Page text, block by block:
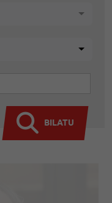
BILATU